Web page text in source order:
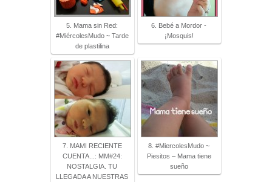
5. Mama sin Red:
#MiércolesMudo ~ Tarde
de plastilina
6. Bebé a Mordor -
¡Mosquis!
7. MAMI RECIENTE
CUENTA...: MM#24:
NOSTALGIA. TU
LLEGADA A NUESTRAS
8. #MiercolesMudo ~
Piesitos – Mama tiene
sueño